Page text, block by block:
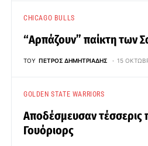
CHICAGO BULLS
“Αρπάζουν” παίκτη των
ΤΟΥ ΠΈΤΡΟΣ ΔΗΜΗΤΡΙΆΔΗΣ 15
GOLDEN STATE WARRIORS
Αποδέσμευσαν τέσσερις
Γουόριορς